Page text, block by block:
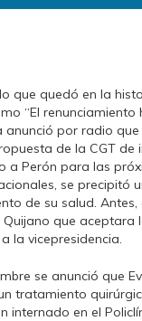
que quedó en la
“El renunciamiento
anunció por radio
de la CGT de
a Perón para las
se precipitó
de su salud. Antes,
Quijano que aceptara
la vicepresidencia.
se anunció que
tratamiento
internado en el